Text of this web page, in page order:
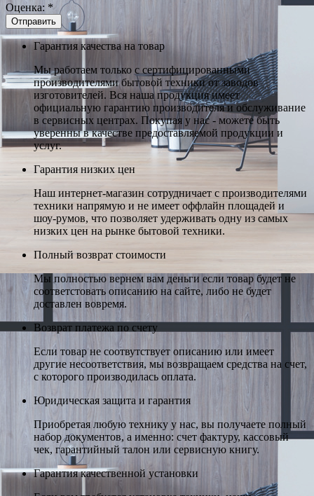
Оценка: *
Гарантия качества на товар
Мы работаем только с сертифицированными
производителями бытовой техники от заводов
изготовителей. Вся наша продукция имеет
официальную гарантию производителя и обслуживание
в сервисных центрах. Покупая у нас - можете быть
уверенны в качестве предоставляемой продукции и
услуг.
Гарантия низких цен
Наш интернет-магазин сотрудничает с производителями
техники напрямую и не имеет оффлайн площадей и
шоу-румов, что позволяет удерживать одну из самых
низких цен на рынке бытовой техники.
Полный возврат стоимости
Мы полностью вернем вам деньги если товар будет не
соответстовать описанию на сайте, либо не будет
доставлен вовремя.
Возврат платежа по счету
Если товар не соотвутствует описанию или имеет
другие несоответствия, мы возвращаем средства на счет,
с которого производилась оплата.
Юридическая защита и гарантия
Приобретая любую технику у нас, вы получаете полный
набор документов, а именно: счет фактуру, кассовый
чек, гарантийный талон или сервисную книгу.
Гарантия качественной установки